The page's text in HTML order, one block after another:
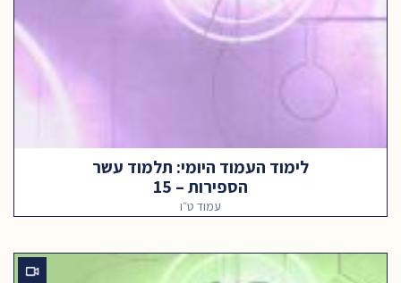
לימוד העמוד היומי: תלמוד עשר
הספירות – 15
עמוד ט״ו